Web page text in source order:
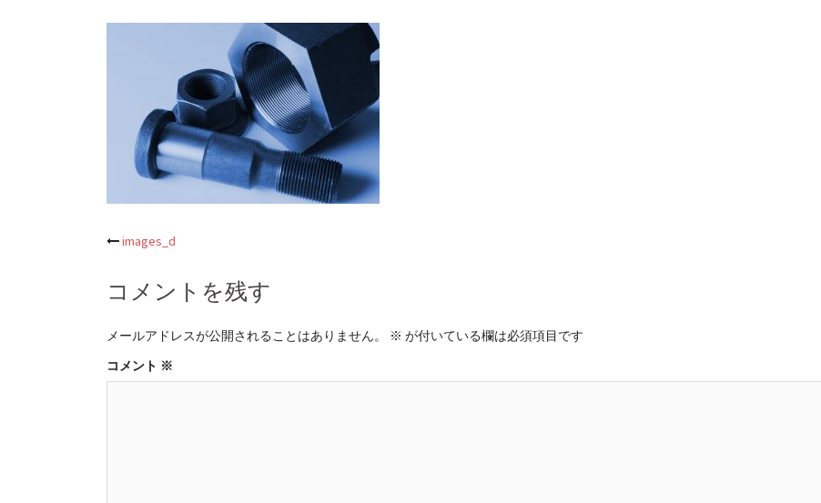
投
稿
ナ
ビ
images_d
コメントを残す
メールアドレスが公開されることはありません。 ※ が付いている欄は必須項目です
コメント ※